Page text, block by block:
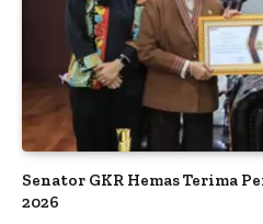
Senator GKR Hemas Terima
2026